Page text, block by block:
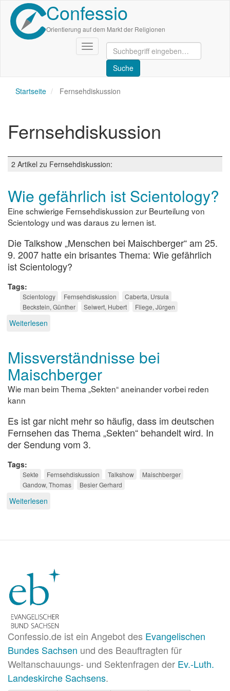
Direkt
zum
Inhalt
Confessio
Orientierung auf dem Markt der Religionen
Navigation
aktivieren/deaktivieren
Startseite Fernsehdiskussion
Fernsehdiskussion
2 Artikel zu Fernsehdiskussion:
Wie gefährlich ist Scientology?
Eine schwierige Fernsehdiskussion zur Beurteilung von
Scientology und was daraus zu lernen ist.
Die Talkshow „Menschen bei Maischberger“ am 25.
9. 2007 hatte ein brisantes Thema: Wie gefährlich
ist Scientology?
Tags
Scientology Fernsehdiskussion
Caberta, Ursula
Beckstein, Günther
Seiwert, Hubert Fliege, Jürgen
Weiterlesen
Scientology?
Missverständnisse bei
Maischberger
Wie man beim Thema „Sekten“ aneinander vorbei reden
kann
Es ist gar nicht mehr so häufig, dass im deutschen
Fernsehen das Thema „Sekten“ behandelt wird. In
der Sendung vom 3.
Tags
Sekte Fernsehdiskussion Talkshow
Maischberger
Gandow, Thomas
Besier Gerhard
Weiterlesen
Confessio.de ist ein Angebot des Evangelischen
Bundes Sachsen und des Beauftragten für
Weltanschauungs- und Sektenfragen der Ev.-Luth.
Landeskirche Sachsens.